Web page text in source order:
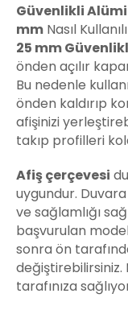
Güvenlikli
mm Nasıl
25 mm
önden açılır
Bu nedenle
önden kaldırıp
afişinizi
takıp profilleri
Afiş çerçevesi
uygundur.
ve sağlamlığı
başvurulan
sonra ön
tarafınıza